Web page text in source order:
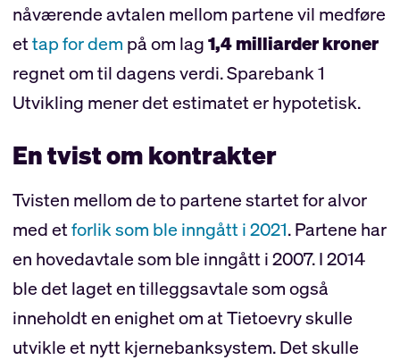
nåværende avtalen mellom partene vil medføre
ettap for dem på om lag1,4 milliarder kroner
regnet om til dagens verdi. Sparebank 1
Utvikling mener det estimatet er hypotetisk.
En tvist om kontrakter
Tvisten mellom de to partene startet for alvor
med etforlik som ble inngått i 2021. Partene har
en hovedavtale som ble inngått i 2007. I 2014
ble det laget en tilleggsavtale som også
inneholdt en enighet om at Tietoevry skulle
utvikle et nytt kjernebanksystem. Det skulle